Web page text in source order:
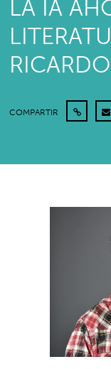
LA IA
COMPARTIR